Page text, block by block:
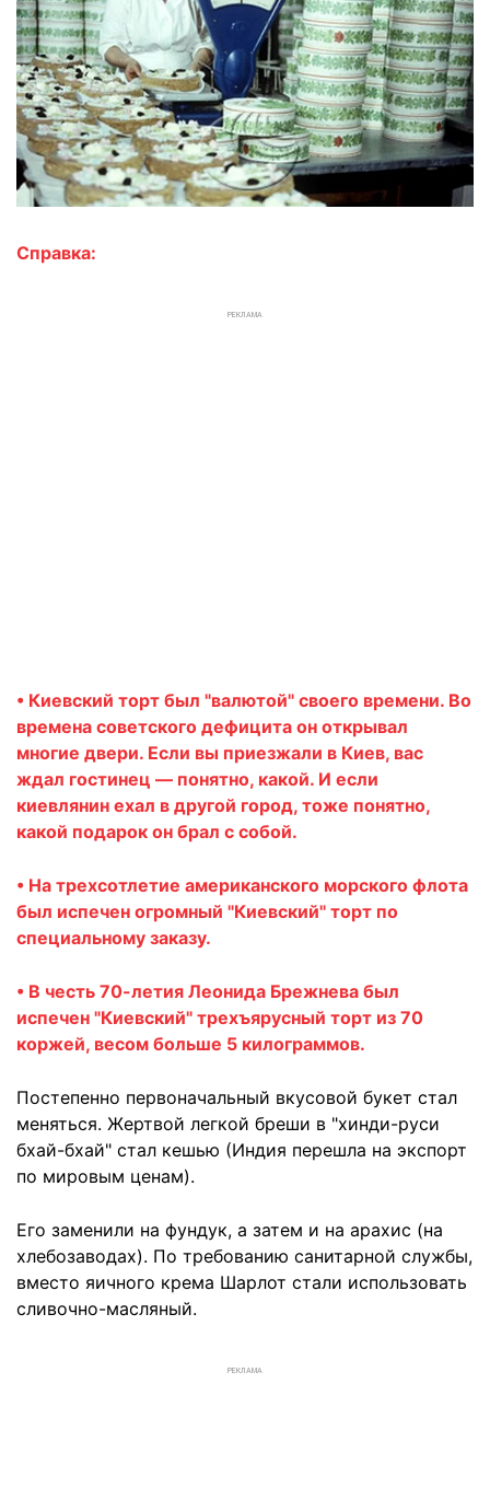
Справка:
РЕКЛАМА
• Киевский торт был "валютой" своего времени. Во
времена советского дефицита он открывал
многие двери. Если вы приезжали в Киев, вас
ждал гостинец — понятно, какой. И если
киевлянин ехал в другой город, тоже понятно,
какой подарок он брал с собой.
• На трехсотлетие американского морского флота
был испечен огромный "Киевский" торт по
специальному заказу.
• В честь 70-летия Леонида Брежнева был
испечен "Киевский" трехъярусный торт из 70
коржей, весом больше 5 килограммов.
Постепенно первоначальный вкусовой букет стал
меняться. Жертвой легкой бреши в "хинди-руси
бхай-бхай" стал кешью (Индия перешла на экспорт
по мировым ценам).
Его заменили на фундук, а затем и на арахис (на
хлебозаводах). По требованию санитарной службы,
вместо яичного крема Шарлот стали использовать
сливочно-масляный.
РЕКЛАМА